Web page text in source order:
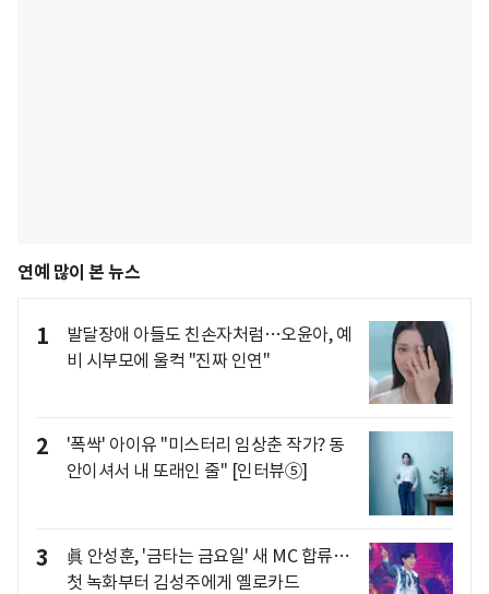
연예 많이 본 뉴스
1
발달장애 아들도 친손자처럼…오윤아, 예
비 시부모에 울컥 "진짜 인연"
2
'폭싹' 아이유 "미스터리 임상춘 작가? 동
안이셔서 내 또래인 줄" [인터뷰⑤]
3
眞 안성훈, '금타는 금요일' 새 MC 합류…
첫 녹화부터 김성주에게 옐로카드